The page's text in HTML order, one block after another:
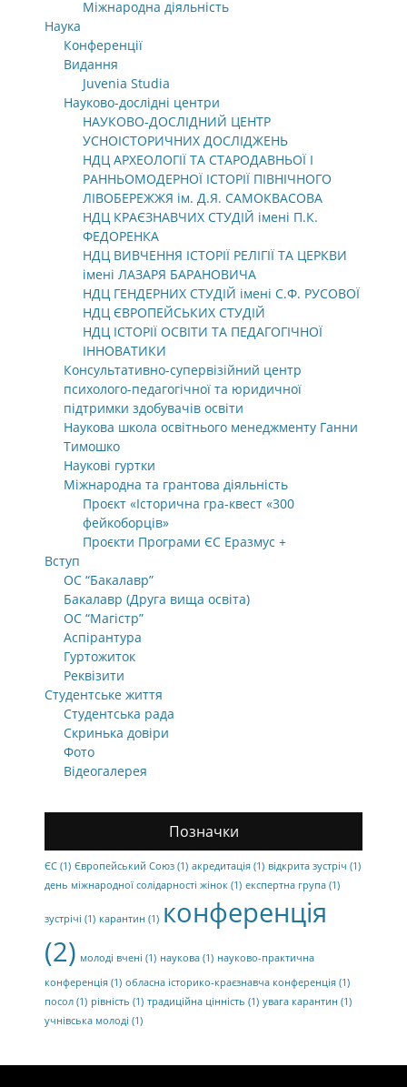
Міжнародна діяльність
Наука
Конференції
Видання
Juvenia Studia
Науково-дослідні центри
НАУКОВО-ДОСЛІДНИЙ ЦЕНТР
УСНОІСТОРИЧНИХ ДОСЛІДЖЕНЬ
НДЦ АРХЕОЛОГІЇ ТА СТАРОДАВНЬОЇ І
РАННЬОМОДЕРНОЇ ІСТОРІЇ ПІВНІЧНОГО
ЛІВОБЕРЕЖЖЯ ім. Д.Я. САМОКВАСОВА
НДЦ КРАЄЗНАВЧИХ СТУДІЙ імені П.К.
ФЕДОРЕНКА
НДЦ ВИВЧЕННЯ ІСТОРІЇ РЕЛІГІЇ ТА ЦЕРКВИ
імені ЛАЗАРЯ БАРАНОВИЧА
НДЦ ГЕНДЕРНИХ СТУДІЙ імені С.Ф. РУСОВОЇ
НДЦ ЄВРОПЕЙСЬКИХ СТУДІЙ
НДЦ ІСТОРІЇ ОСВІТИ ТА ПЕДАГОГІЧНОЇ
ІННОВАТИКИ
Консультативно-супервізійний центр
психолого-педагогічної та юридичної
підтримки здобувачів освіти
Наукова школа освітнього менеджменту Ганни
Тимошко
Наукові гуртки
Міжнародна та грантова діяльність
Проєкт «Історична гра-квест «300
фейкоборців»
Проєкти Програми ЄС Еразмус +
Вступ
ОС “Бакалавр”
Бакалавр (Друга вища освіта)
ОС “Магістр”
Аспірантура
Гуртожиток
Реквізити
Студентське життя
Студентська рада
Скринька довіри
Фото
Відеогалерея
Позначки
ЄС (1) Європейський Союз (1) акредитація (1) відкрита зустріч (1)
день міжнародної солідарності жінок (1) експертна група (1)
зустрічі (1) карантин (1) конференція
(2) молоді вчені (1) наукова (1) науково-практична
конференція (1) обласна історико-краєзнавча конференція (1)
посол (1) рівність (1) традиційна цінність (1) увага карантин (1)
учнівська молоді (1)